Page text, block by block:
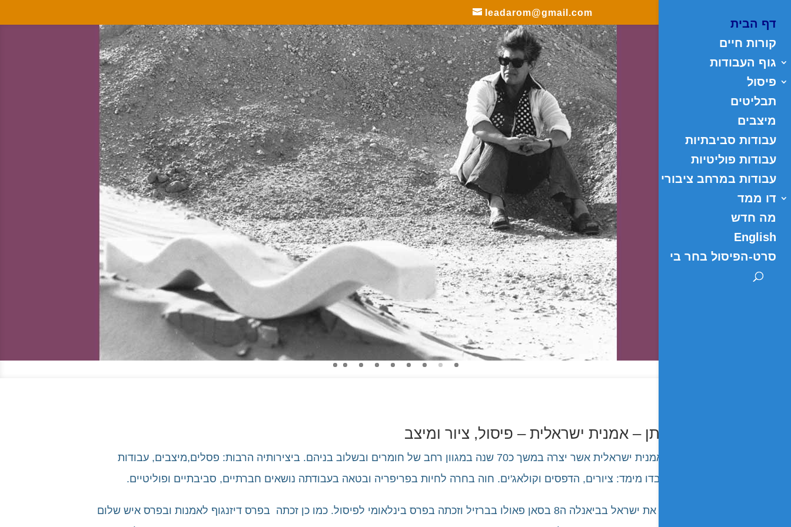
leadarom@gmail.com
דף הבית
קורות חיים
גוף העבודות
פיסול
תבליטים
מיצבים
עבודות סביבתיות
עבודות פוליטיות
עבודות במרחב ציבורי
דו ממד
מה חדש
English
סרט-הפיסול בחר בי
חוה מחותן – אמנית ישראלית – פיסול, ציור ומיצב
חוה מחותן אמנית ישראלית אשר יצרה במשך כ70 שנה במגוון רחב של חומרים ובשלוב בניהם. ביצירותיה הרבות: פסלים,מיצבים, עבודות
סביבתיות, ובדו מימד: ציורים, הדפסים וקולאג'ים. חוה בחרה לחיות בפריפריה ובטאה בעבודתה נושאים חברתיים, סביבתיים ופוליטיים.
מחותן ייצגה את ישראל בביאנלה ה8 בסאן פאולו בברזיל וזכתה בפרס בינלאומי לפיסול. כמו כן זכתה בפרס דיזנגוף לאמנות ובפרס איש שלום